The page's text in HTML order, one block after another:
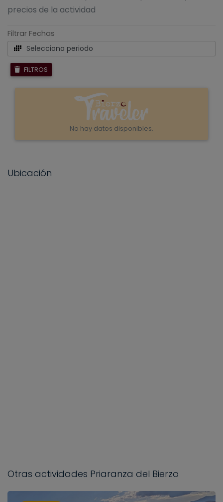
precios de la actividad
Filtrar Fechas
Selecciona periodo
FILTROS
No hay datos disponibles.
Ubicación
Otras actividades Priaranza del Bierzo